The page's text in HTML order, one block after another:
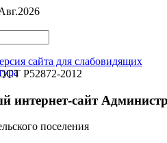
сайта для слабовидящих
Р52872-2012
интернет-сайт
поселения